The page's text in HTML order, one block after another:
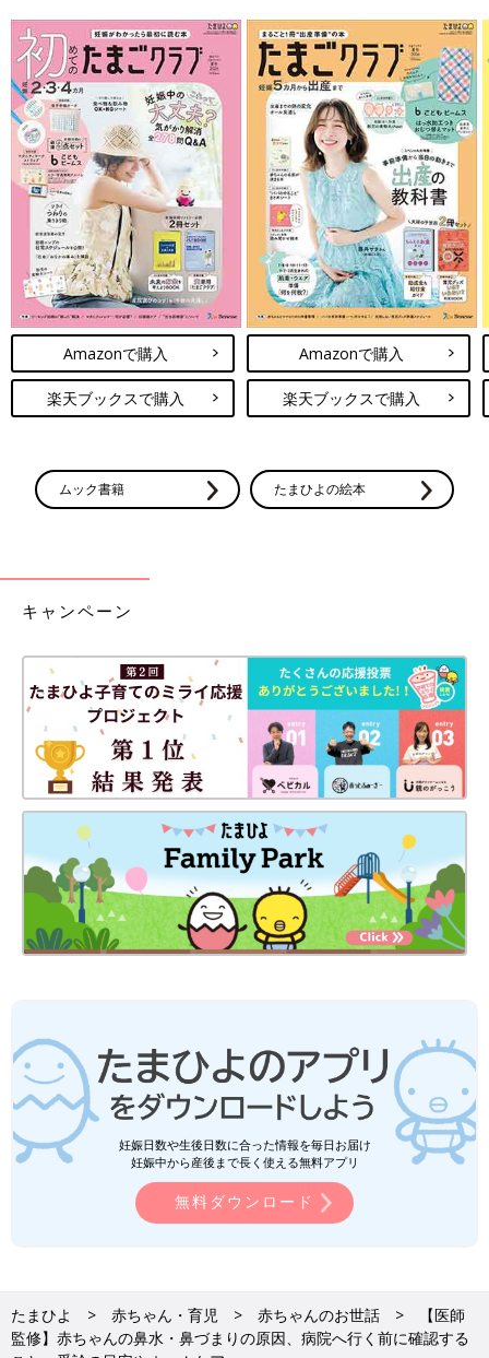
Amazonで購入
楽天ブックスで購入
Amazonで購入
楽天ブックスで購入
ムック書籍 たまひよの絵本
キャンペーン
妊娠日数や生後日数に合った情報を毎日お届け
妊娠中から産後まで長く使える無料アプリ
無料ダウンロード
たまひよ 赤ちゃん・育児 赤ちゃんのお世話
【医師
監修】赤ちゃんの鼻水・鼻づまりの原因、病院へ行く前に確認する